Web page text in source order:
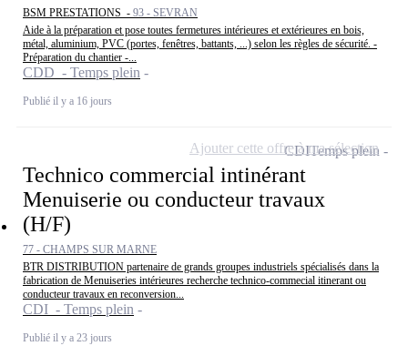
BSM PRESTATIONS - 93 - SEVRAN
Aide à la préparation et pose toutes fermetures intérieures et extérieures en bois,
métal, aluminium, PVC (portes, fenêtres, battants, ...) selon les règles de sécurité. -
Préparation du chantier -...
CDD - Temps plein
Publié il y a 16 jours
Technico commercial intinérant
Menuiserie ou conducteur travaux
(H/F)
77 - CHAMPS SUR MARNE
BTR DISTRIBUTION partenaire de grands groupes industriels spécialisés dans la
fabrication de Menuiseries intérieures recherche technico-commecial itinerant ou
conducteur travaux en reconversion...
CDI - Temps plein
Publié il y a 23 jours
CDITemps plein
Ajouter cette offre à ma sélection